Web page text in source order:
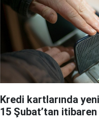
Kredi kartlarında
15 Şubat’tan